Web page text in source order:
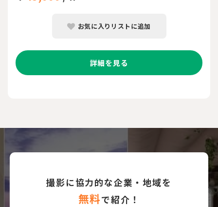
お気に入りリストに追加
詳細を見る
撮影に協力的な企業・地域を
無料で紹介！